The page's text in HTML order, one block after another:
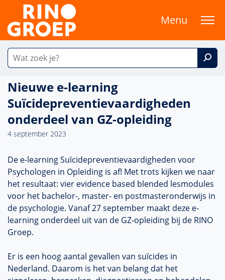
Menu
Nieuwe e-learning
Suïcidepreventievaardigheden
onderdeel van GZ-opleiding
4 september 2023
De e-learning Suïcidepreventievaardigheden voor
Psychologen in Opleiding is af! Met trots kijken we naar
het resultaat: vier evidence based blended lesmodules
voor het bachelor-, master- en postmasteronderwijs in
de psychologie. Vanaf 27 september maakt deze e-
learning onderdeel uit van de GZ-opleiding bij de RINO
Groep.
Er is een hoog aantal gevallen van suïcides in
Nederland. Daarom is het van belang dat het